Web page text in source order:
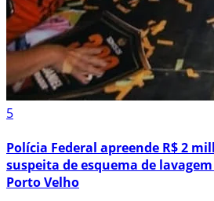
5
Polícia Federal apreende R$ 2
suspeita de esquema de
Porto Velho